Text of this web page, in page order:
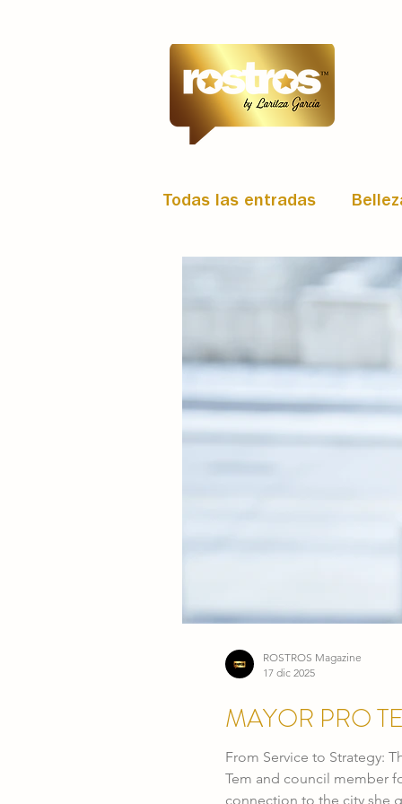
Todas las entradas
Arte y Espectáculo
Portada
HISPANAS LÍDERES DE
From Service to Strategy: The Enduring
Tem and council member
connection to the city she
ROSTROS Magazine
17 dic 2025